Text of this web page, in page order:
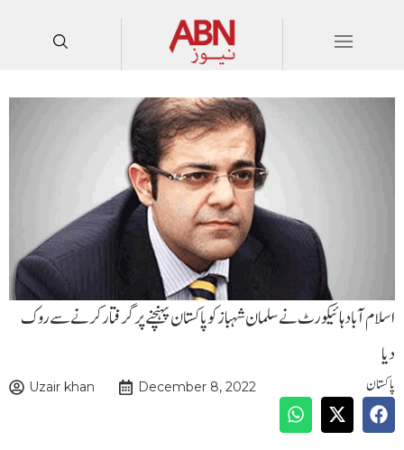
اسلام آباد ہائیکورٹ نے سلمان شہباز کو پاکستان پہنچنے پر گرفتار کرنے سے روک
دیا
پاکستان Uzair khan December 8, 2022